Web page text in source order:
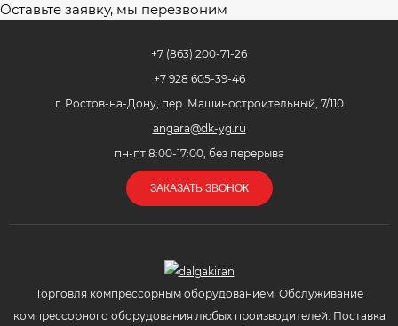
Оставьте заявку, мы перезвоним
+7 (863) 200-71-26
+7 928 605-39-46
г. Ростов-на-Дону, пер. Машиностроительный, 7/110
angara@dk-yg.ru
пн-пт 8:00-17:00, без перерыва
ЗАКАЗАТЬ ЗВОНОК
Торговля компрессорным оборудованием. Обслуживание
компрессорного оборудования любых производителей. Поставка